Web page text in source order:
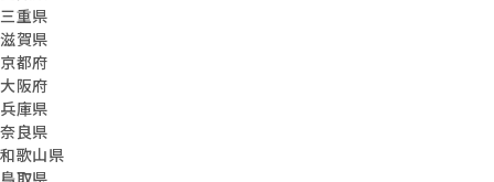
三重県
滋賀県
京都府
大阪府
兵庫県
奈良県
和歌山県
鳥取県